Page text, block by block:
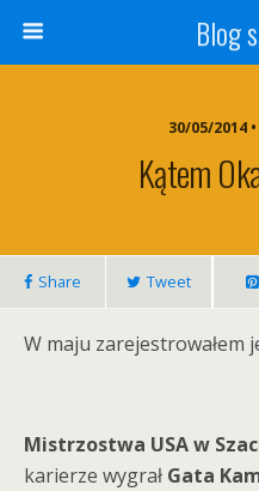
Blog
30/05/2014
Kątem
Share Tweet
W maju zarejestrowałem
Mistrzostwa USA w
karierze wygrał Gata